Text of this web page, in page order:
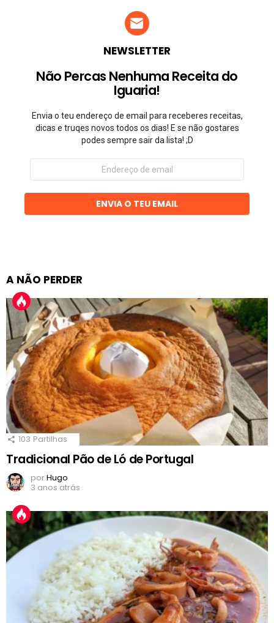
NEWSLETTER
Não Percas Nenhuma Receita do
Iguaria!
Envia o teu endereço de email para receberes receitas,
dicas e truqes novos todos os dias! E se não gostares
podes sempre sair da lista! ;D
Endereço
email
ENVIA O TEU EMAIL
A NÃO PERDER
103 Partilhas
Tradicional Pão de Ló de Portugal
porHugo
3 anos atrás